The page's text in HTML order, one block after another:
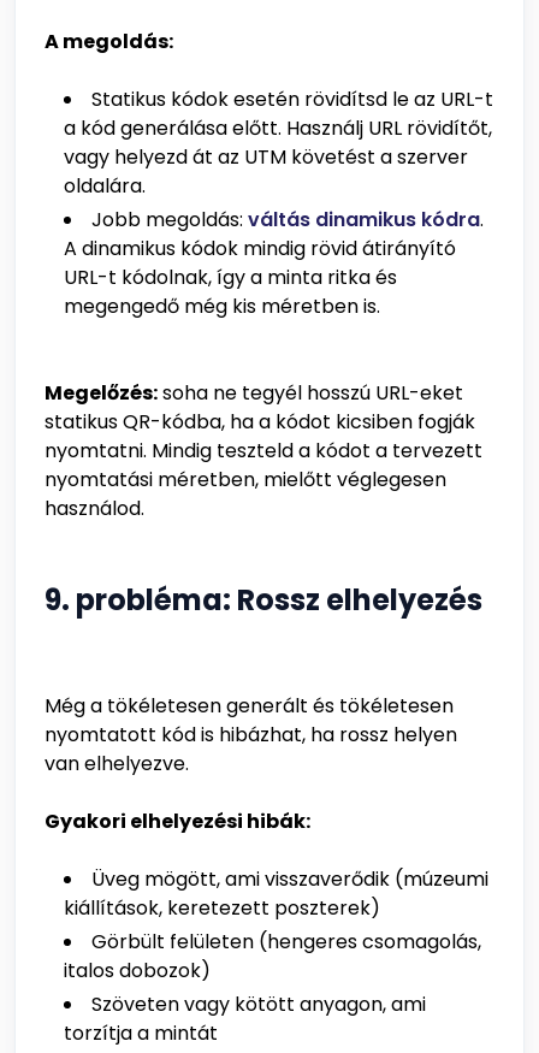
A megoldás:
Statikus kódok esetén rövidítsd le az URL-t
a kód generálása előtt. Használj URL rövidítőt,
vagy helyezd át az UTM követést a szerver
oldalára.
Jobb megoldás: váltás dinamikus kódra.
A dinamikus kódok mindig rövid átirányító
URL-t kódolnak, így a minta ritka és
megengedő még kis méretben is.
Megelőzés:soha ne tegyél hosszú URL-eket
statikus QR-kódba, ha a kódot kicsiben fogják
nyomtatni. Mindig teszteld a kódot a tervezett
nyomtatási méretben, mielőtt véglegesen
használod.
9. probléma: Rossz elhelyezés
Még a tökéletesen generált és tökéletesen
nyomtatott kód is hibázhat, ha rossz helyen
van elhelyezve.
Gyakori elhelyezési hibák:
Üveg mögött, ami visszaverődik (múzeumi
kiállítások, keretezett poszterek)
Görbült felületen (hengeres csomagolás,
italos dobozok)
Szöveten vagy kötött anyagon, ami
torzítja a mintát